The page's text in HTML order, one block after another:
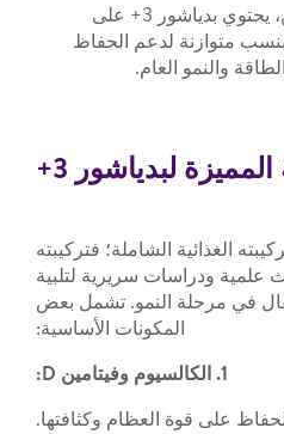
بالإضافة إلى البروتين، يحتوي بدياشور 3+ على
متوازنة لدعم الحفاظ
والنمو العام.
لبدياشور 3+
بدياشور 3+ هو تركيبته الغذائية الشاملة؛ فتركيبته
علمية ودراسات سريرية لتلبية
في مرحلة النمو. تشمل بعض
المكونات الأساسية:
على قوة العظام وكثافتها.